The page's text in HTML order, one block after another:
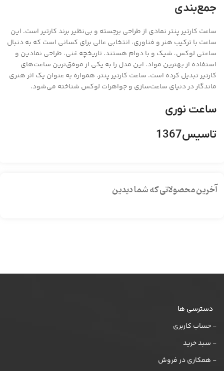
جمع‌بندی
ساعت کارتیر پنتر نمادی از طراحی برجسته و بی‌نظیر برند کارتیر است. این
ساعت با ترکیب هنر و فناوری، انتخابی عالی برای کسانی است که به دنبال
ساعتی لوکس، شیک و با دوام هستند. تاریخچه غنی، طراحی نمادین و
استفاده از بهترین مواد، این مدل را به یکی از موفق‌ترین ساعت‌های
کارتیر تبدیل کرده است. ساعت کارتیر پنتر، همواره به عنوان یک اثر هنری
ماندگار در دنیای ساعت‌سازی و جواهرات لوکس شناخته می‌شود.
ساعت نوری
تاسیس1367
آخرین محصولاتی که شما دیدین
دسترسی ها
- حساب کاربری
- سبد خرید
- همکاری در فروش